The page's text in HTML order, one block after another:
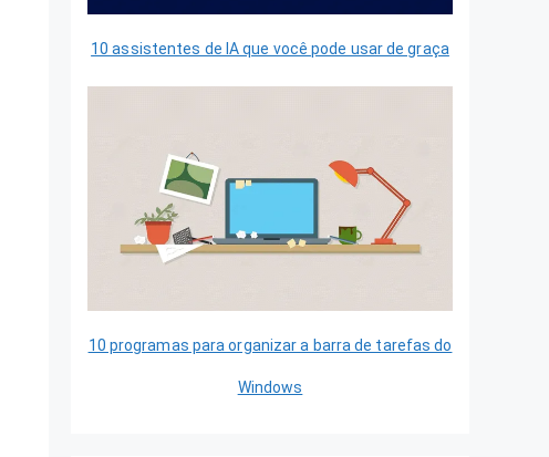
10 assistentes de IA que você pode usar de graça
10 programas para organizar a barra de tarefas do
Windows